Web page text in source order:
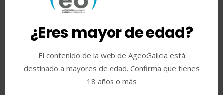
¿Eres mayor de edad?
El contenido de la web de AgeoGalicia está
destinado a mayores de edad. Confirma que tienes
18 años o más
Categorías
(11)